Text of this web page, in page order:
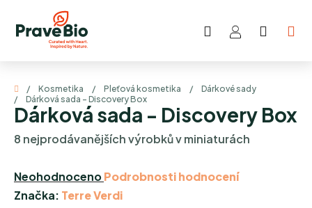
obsah
Hledat
Domů
/ Kosmetika / Pleťová kosmetika /
Dárkové sady
/
Dárková sada - Discovery Box
Dárková sada - Discovery Box
8 nejprodávanějších výrobků v miniaturách
Průměrné
hodnocení
NeohodnocenoPodrobnosti hodnocení
Značka: Terre Verdi